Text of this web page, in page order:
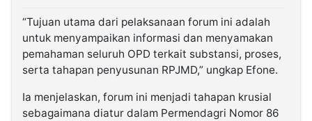
“Tujuan utama dari pelaksanaan forum ini adalah
untuk menyampaikan informasi dan menyamakan
pemahaman seluruh OPD terkait substansi, proses,
serta tahapan penyusunan RPJMD,” ungkap Efone.
Ia menjelaskan, forum ini menjadi tahapan krusial
sebagaimana diatur dalam Permendagri Nomor 86